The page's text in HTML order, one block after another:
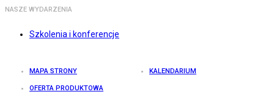
NASZE WYDARZENIA
Szkolenia i konferencje
MAPA STRONY KALENDARIUM
OFERTA PRODUKTOWA